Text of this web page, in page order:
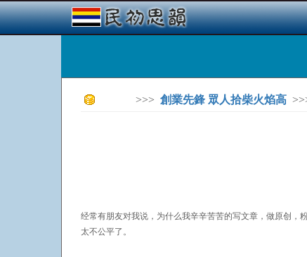
>>> 創業先鋒 眾人拾柴火焰高
经常有朋友对我说，为什么我辛辛苦苦的写文章，做原创，
太不公平了。